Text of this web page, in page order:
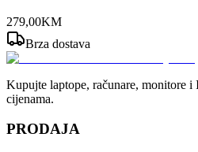
279,00KM
Brza dostava
Kupujte laptope, računare, monitore
cijenama.
PRODAJA